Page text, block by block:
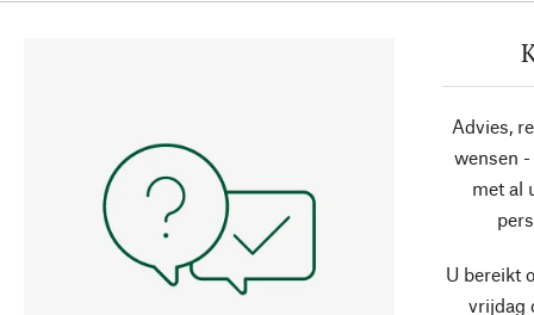
Advies,
wensen
met al
U bereikt
vrijdag